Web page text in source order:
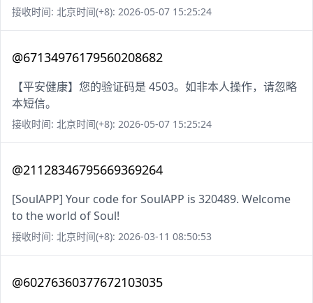
接收时间: 北京时间(+8): 2026-05-07 15:25:24
@67134976179560208682
【平安健康】您的验证码是 4503。如非本人操作，请忽略
本短信。
接收时间: 北京时间(+8): 2026-05-07 15:25:24
@21128346795669369264
[SoulAPP] Your code for SoulAPP is 320489. Welcome
to the world of Soul!
接收时间: 北京时间(+8): 2026-03-11 08:50:53
@60276360377672103035